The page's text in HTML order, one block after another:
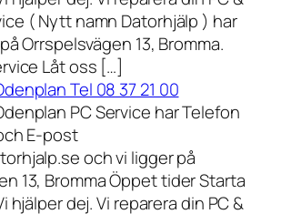
( Nytt namn Datorhjälp ) har
Orrspelsvägen 13, Bromma.
Låt oss […]
Tel 08 37 21 00
PC Service har Telefon
E-post
och vi ligger på
13, Bromma Öppet tider Starta
hjälper dej. Vi reparera din PC &